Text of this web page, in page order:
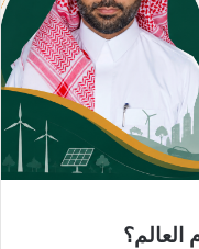
العالم؟